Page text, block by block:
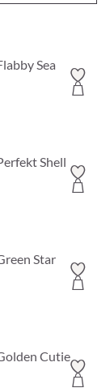
Sea
Shell
Star
Cutie